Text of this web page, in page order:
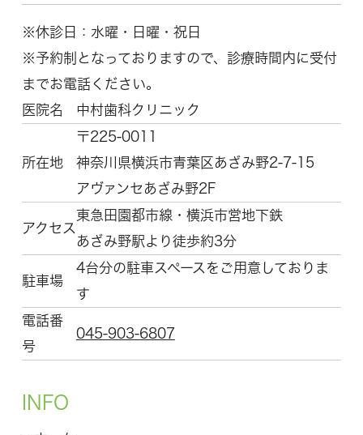
※休診日：水曜・日曜・祝日
※予約制となっておりますので、診療時間内に受付
までお電話ください。
医院名
中村歯科クリニック
所在地
〒225-0011
神奈川県横浜市青葉区 あざみ野2-7-15
アヴァンセあざみ野2F
アクセス
東急田園都市線・横浜市営地下鉄
あざみ野駅より徒歩約3分
駐車場
4台分の駐車スペースをご用意しておりま
す
電話番
号
045-903-6807
INFO